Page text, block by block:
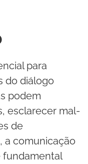
para
do diálogo
podem
esclarecer mal-
de
a comunicação
fundamental